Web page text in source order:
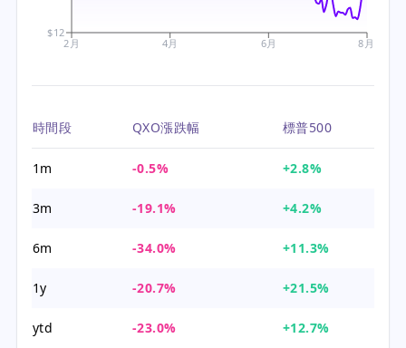
2月 4月 6月 8月
$12
時間段 QXO漲跌幅 標普500
1m -0.5% +2.8%
3m -19.1% +4.2%
6m -34.0% +11.3%
1y -20.7% +21.5%
ytd -23.0% +12.7%